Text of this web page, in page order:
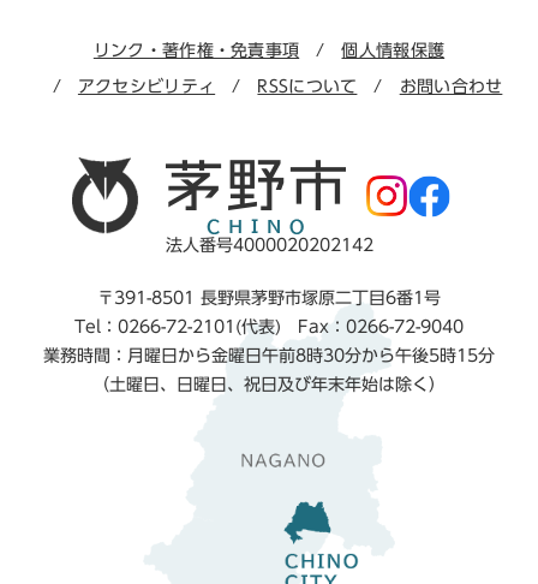
リンク・著作権・免責事項 個人情報保護
アクセシビリティ RSSについて お問い合わせ
法人番号4000020202142
〒391-8501 長野県茅野市塚原二丁目6番1号
Tel：0266-72-2101(代表) Fax：0266-72-9040
業務時間：月曜日から金曜日午前8時30分から午後5時15分
（土曜日、日曜日、祝日及び年末年始は除く）